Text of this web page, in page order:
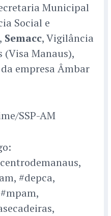
Municipal
Social e
Semacc, Vigilância
(Visa Manaus),
empresa Âmbar
SSP-AM
#depca,